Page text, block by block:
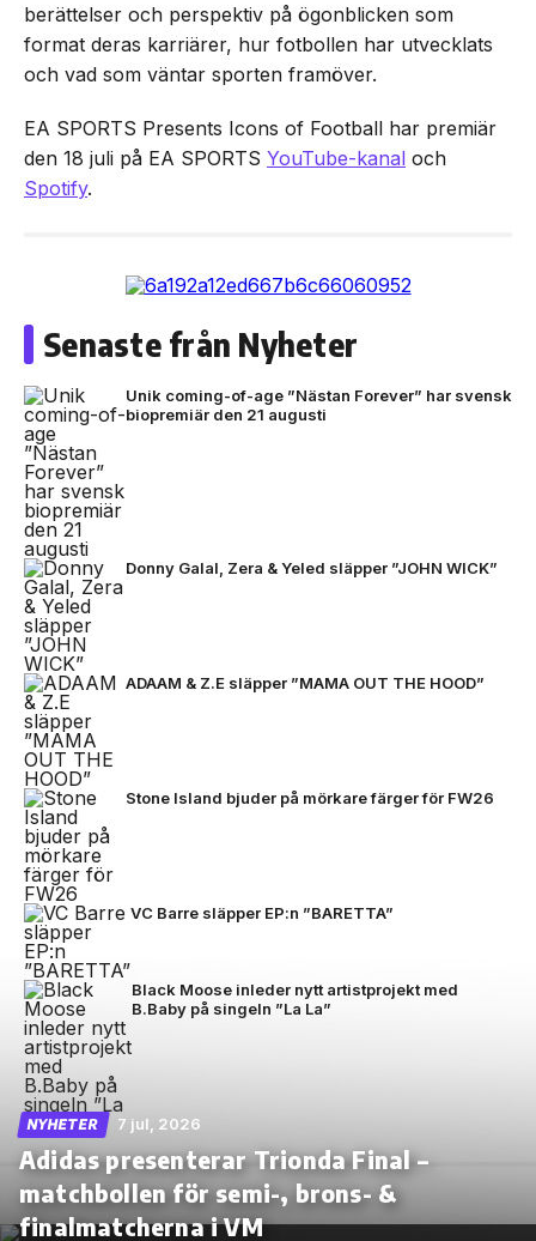
berättelser och perspektiv på ögonblicken som
format deras karriärer, hur fotbollen har utvecklats
och vad som väntar sporten framöver.
EA SPORTS Presents Icons of Football har premiär
den 18 juli på EA SPORTS YouTube-kanal och
Spotify.
Senaste från Nyheter
Unik coming-of-age ”Nästan Forever” har svensk
biopremiär den 21 augusti
Donny Galal, Zera & Yeled släpper ”JOHN WICK”
ADAAM & Z.E släpper ”MAMA OUT THE HOOD”
Stone Island bjuder på mörkare färger för FW26
VC Barre släpper EP:n ”BARETTA”
Black Moose inleder nytt artistprojekt med
B.Baby på singeln ”La La”
NYHETER 7 jul, 2026
Adidas presenterar Trionda Final –
matchbollen för semi-, brons- &
finalmatcherna i VM